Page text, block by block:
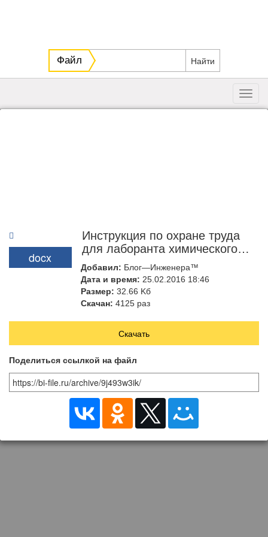
Файл
docx
Инструкция по охране труда
для лаборанта химического
анализа на нефтебазе
Добавил: Блог—Инженера™
Дата и время: 25.02.2016 18:46
Размер: 32.66 Kб
Скачан: 4125 раз
Скачать
Поделиться ссылкой на файл